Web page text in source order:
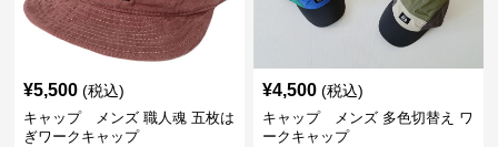
¥5,500 (税込)
キャップ メンズ 職人魂 五枚は
ぎワークキャップ
¥4,500 (税込)
キャップ メンズ 多色切替え ワ
ークキャップ